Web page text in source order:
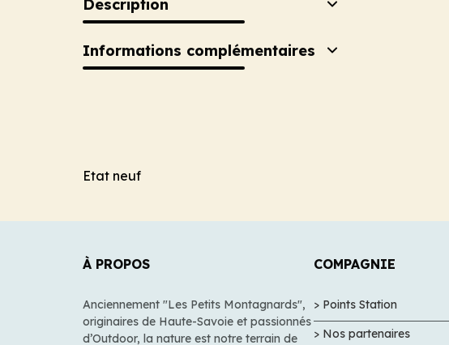
Description
Informations complémentaires
Etat neuf
À PROPOS
Anciennement "Les Petits Montagnards",
originaires de Haute-Savoie et passionnés
d’Outdoor, la nature est notre terrain de
COMPAGNIE
> Points Station
> Nos partenaires